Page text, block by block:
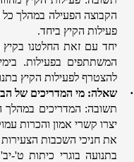
הקבוצה הפעילה במהלך
פעילות הקיץ ביחד.
יחד עם זאת החלטנו
המשתתפים בפעילות.
להצטרף לפעילות הקיץ
·
שאלה: מי המדריכים של
תשובה: המדריכים במהלך
יצרו קשרי אמון והכרות
את חניכי השכבות
בתנועה בוגרי כיתות ט'-